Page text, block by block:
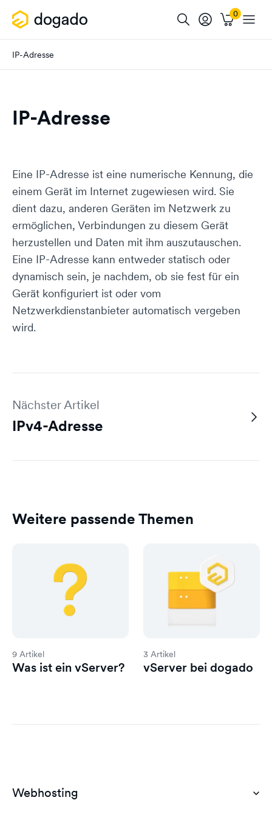
IP-Adresse
IP-Adresse
Eine IP-Adresse ist eine numerische Kennung, die
einem Gerät im Internet zugewiesen wird. Sie
dient dazu, anderen Geräten im Netzwerk zu
ermöglichen, Verbindungen zu diesem Gerät
herzustellen und Daten mit ihm auszutauschen.
Eine IP-Adresse kann entweder statisch oder
dynamisch sein, je nachdem, ob sie fest für ein
Gerät konfiguriert ist oder vom
Netzwerkdienstanbieter automatisch vergeben
wird.
Nächster Artikel
IPv4-Adresse
Weitere passende Themen
9 Artikel
Was ist ein vServer?
3 Artikel
vServer bei dogado
Webhosting